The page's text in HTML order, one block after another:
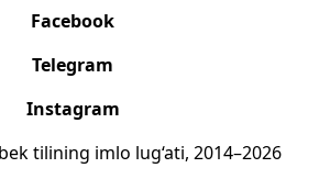
Facebook
Telegram
Instagram
tilining imlo lug‘ati, 2014–2026